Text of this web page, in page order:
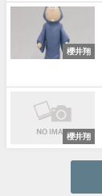
櫻井翔
櫻井翔